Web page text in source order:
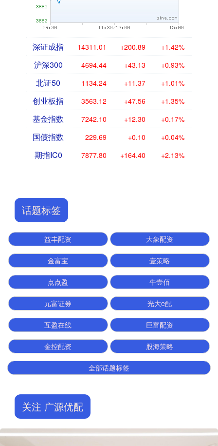
深证成指 14311.01 +200.89 +1.42%
沪深300 4694.44 +43.13 +0.93%
北证50 1134.24 +11.37 +1.01%
创业板指 3563.12 +47.56 +1.35%
基金指数 7242.10 +12.30 +0.17%
国债指数 229.69 +0.10 +0.04%
期指IC0 7877.80 +164.40 +2.13%
话题标签
益丰配资 大象配资
金富宝 壹策略
点点盈 牛壹佰
元富证券 光大e配
互盈在线 巨富配资
金控配资 股海策略
全部话题标签
关注 广源优配